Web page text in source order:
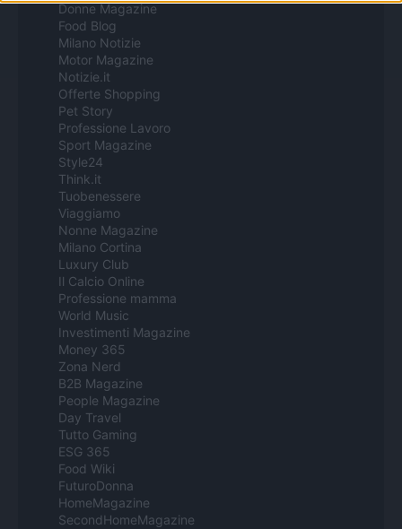
Donne Magazine
Food Blog
Milano Notizie
Motor Magazine
Notizie.it
Offerte Shopping
Pet Story
Professione Lavoro
Sport Magazine
Style24
Think.it
Tuobenessere
Viaggiamo
Nonne Magazine
Milano Cortina
Luxury Club
Il Calcio Online
Professione mamma
World Music
Investimenti Magazine
Money 365
Zona Nerd
B2B Magazine
People Magazine
Day Travel
Tutto Gaming
ESG 365
Food Wiki
FuturoDonna
HomeMagazine
SecondHomeMagazine